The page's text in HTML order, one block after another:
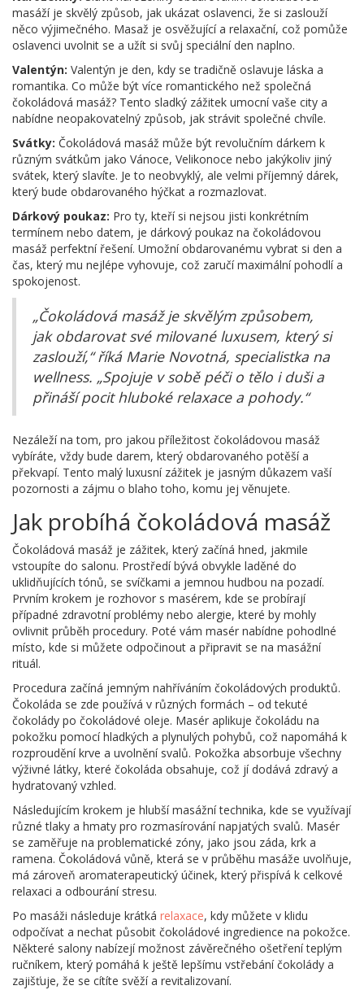
masáží je skvělý způsob, jak ukázat oslavenci, že si zaslouží
něco výjimečného. Masaž je osvěžující a relaxační, což pomůže
oslavenci uvolnit se a užít si svůj speciální den naplno.
Valentýn: Valentýn je den, kdy se tradičně oslavuje láska a
romantika. Co může být více romantického než společná
čokoládová masáž? Tento sladký zážitek umocní vaše city a
nabídne neopakovatelný způsob, jak strávit společné chvíle.
Svátky: Čokoládová masáž může být revolučním dárkem k
různým svátkům jako Vánoce, Velikonoce nebo jakýkoliv jiný
svátek, který slavíte. Je to neobvyklý, ale velmi příjemný dárek,
který bude obdarovaného hýčkat a rozmazlovat.
Dárkový poukaz: Pro ty, kteří si nejsou jisti konkrétním
termínem nebo datem, je dárkový poukaz na čokoládovou
masáž perfektní řešení. Umožní obdarovanému vybrat si den a
čas, který mu nejlépe vyhovuje, což zaručí maximální pohodlí a
spokojenost.
„Čokoládová masáž je skvělým způsobem,
jak obdarovat své milované luxusem, který si
zaslouží,“ říká Marie Novotná, specialistka na
wellness. „Spojuje v sobě péči o tělo i duši a
přináší pocit hluboké relaxace a pohody.“
Nezáleží na tom, pro jakou příležitost čokoládovou masáž
vybíráte, vždy bude darem, který obdarovaného potěší a
překvapí. Tento malý luxusní zážitek je jasným důkazem vaší
pozornosti a zájmu o blaho toho, komu jej věnujete.
Jak probíhá čokoládová masáž
Čokoládová masáž je zážitek, který začíná hned, jakmile
vstoupíte do salonu. Prostředí bývá obvykle laděné do
uklidňujících tónů, se svíčkami a jemnou hudbou na pozadí.
Prvním krokem je rozhovor s masérem, kde se probírají
případné zdravotní problémy nebo alergie, které by mohly
ovlivnit průběh procedury. Poté vám masér nabídne pohodlné
místo, kde si můžete odpočinout a připravit se na masážní
rituál.
Procedura začíná jemným nahříváním čokoládových produktů.
Čokoláda se zde používá v různých formách – od tekuté
čokolády po čokoládové oleje. Masér aplikuje čokoládu na
pokožku pomocí hladkých a plynulých pohybů, což napomáhá k
rozproudění krve a uvolnění svalů. Pokožka absorbuje všechny
výživné látky, které čokoláda obsahuje, což jí dodává zdravý a
hydratovaný vzhled.
Následujícím krokem je hlubší masážní technika, kde se využívají
různé tlaky a hmaty pro rozmasírování napjatých svalů. Masér
se zaměřuje na problematické zóny, jako jsou záda, krk a
ramena. Čokoládová vůně, která se v průběhu masáže uvolňuje,
má zároveň aromaterapeutický účinek, který přispívá k celkové
relaxaci a odbourání stresu.
Po masáži následuje krátká relaxace, kdy můžete v klidu
odpočívat a nechat působit čokoládové ingredience na pokožce.
Některé salony nabízejí možnost závěrečného ošetření teplým
ručníkem, který pomáhá k ještě lepšímu vstřebání čokolády a
zajišťuje, že se cítíte svěží a revitalizovaní.